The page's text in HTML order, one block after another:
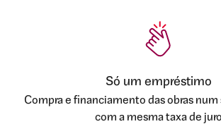
Só um empréstimo
Compra e financiamento das obras
com a mesma taxa de juro